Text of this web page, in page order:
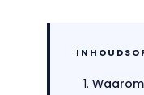
HR Analytics